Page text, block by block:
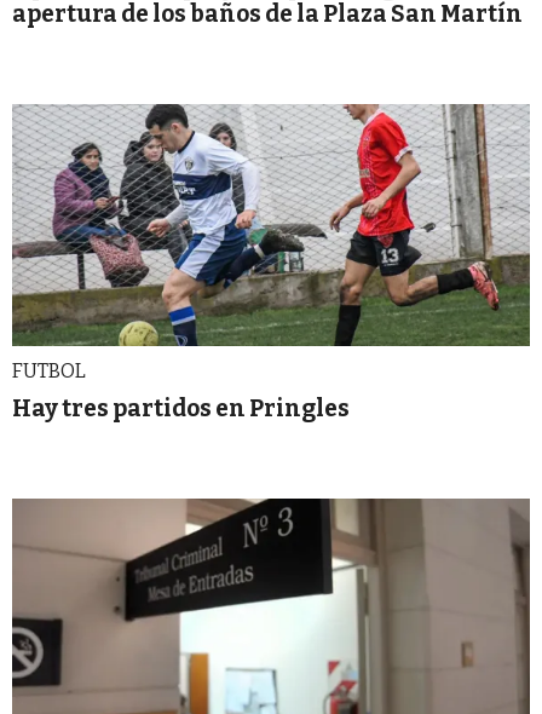
apertura de los baños de la Plaza San Martín
FUTBOL
Hay tres partidos en Pringles